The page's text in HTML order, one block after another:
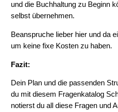
und die Buchhaltung zu Beginn
selbst übernehmen.
Beanspruche lieber hier und da
um keine fixe Kosten zu haben.
Fazit:
Dein Plan und die passenden
du mit diesem Fragenkatalog
notierst du all diese Fragen und